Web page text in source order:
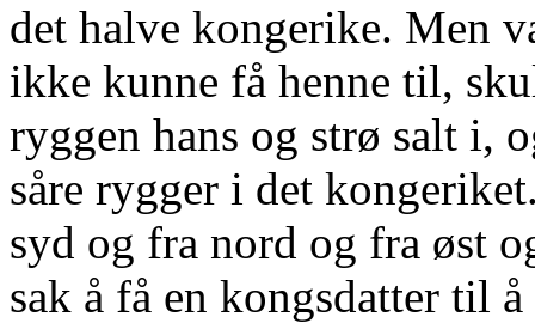
det halve kongerike. Men
ikke kunne få henne til,
ryggen hans og strø salt i,
såre rygger i det
syd og fra nord og fra øst
sak å få en kongsdatter til